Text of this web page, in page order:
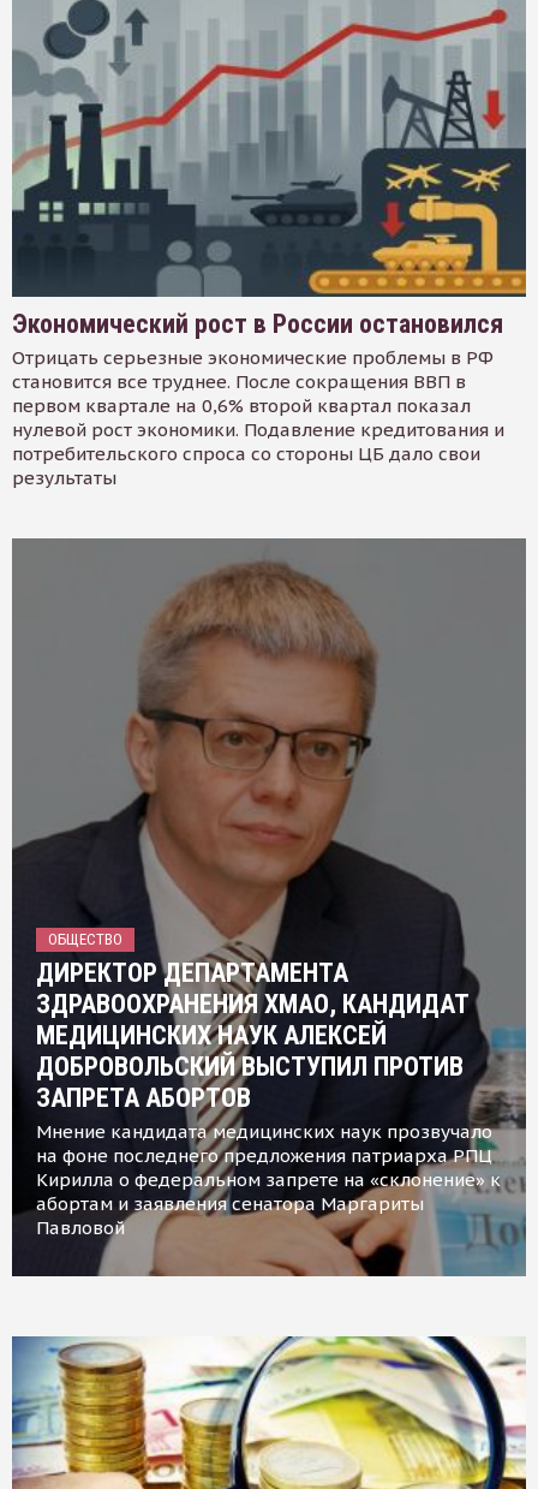
Экономический рост в России остановился
Отрицать серьезные экономические проблемы в РФ
становится все труднее. После сокращения ВВП в
первом квартале на 0,6% второй квартал показал
нулевой рост экономики. Подавление кредитования и
потребительского спроса со стороны ЦБ дало свои
результаты
ОБЩЕСТВО
ДИРЕКТОР ДЕПАРТАМЕНТА
ЗДРАВООХРАНЕНИЯ ХМАО, КАНДИДАТ
МЕДИЦИНСКИХ НАУК АЛЕКСЕЙ
ДОБРОВОЛЬСКИЙ ВЫСТУПИЛ ПРОТИВ
ЗАПРЕТА АБОРТОВ
Мнение кандидата медицинских наук прозвучало
на фоне последнего предложения патриарха РПЦ
Кирилла о федеральном запрете на «склонение» к
абортам и заявления сенатора Маргариты
Павловой